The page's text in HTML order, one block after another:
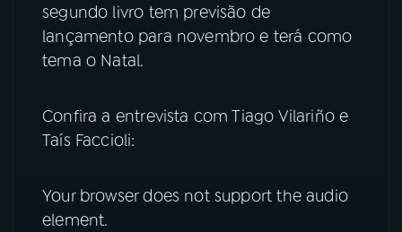
segundo livro tem previsão de
lançamento para novembro e terá como
tema o Natal.
Confira a entrevista com Tiago Vilariño e
Taís Faccioli:
Your browser does not support the audio
element.